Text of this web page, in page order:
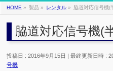
HOME » 製品 » レンタル » 脇道対応信号機(
脇道対応信号機(
投稿日 : 2016年9月15日 最終更新日時 :
号機